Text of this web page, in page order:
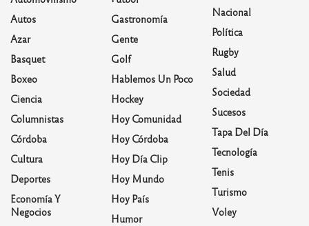
Autos
Azar
Basquet
Boxeo
Ciencia
Columnistas
Córdoba
Cultura
Deportes
Economía Y
Negocios
Gastronomía
Gente
Golf
Hablemos Un Poco
Hockey
Hoy Comunidad
Hoy Córdoba
Hoy Día Clip
Hoy Mundo
Hoy País
Humor
Nacional
Política
Rugby
Salud
Sociedad
Sucesos
Tapa Del Día
Tecnología
Tenis
Turismo
Voley